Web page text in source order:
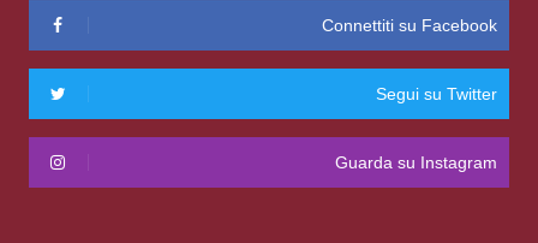
Connettiti su Facebook
Segui su Twitter
Guarda su Instagram